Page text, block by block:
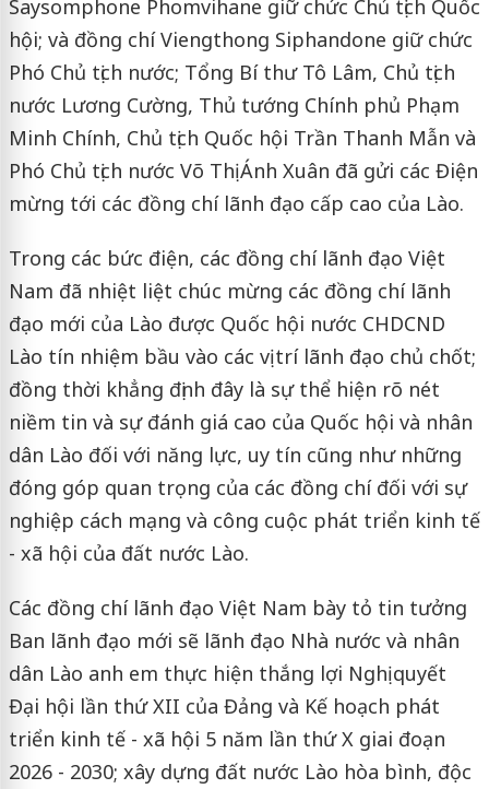
Saysomphone Phomvihane giữ chức Chủ tịch Quốc
hội; và đồng chí Viengthong Siphandone giữ chức
Phó Chủ tịch nước; Tổng Bí thư Tô Lâm, Chủ tịch
nước Lương Cường, Thủ tướng Chính phủ Phạm
Minh Chính, Chủ tịch Quốc hội Trần Thanh Mẫn và
Phó Chủ tịch nước Võ Thị Ánh Xuân đã gửi các Điện
mừng tới các đồng chí lãnh đạo cấp cao của Lào.
Trong các bức điện, các đồng chí lãnh đạo Việt
Nam đã nhiệt liệt chúc mừng các đồng chí lãnh
đạo mới của Lào được Quốc hội nước CHDCND
Lào tín nhiệm bầu vào các vị trí lãnh đạo chủ chốt;
đồng thời khẳng định đây là sự thể hiện rõ nét
niềm tin và sự đánh giá cao của Quốc hội và nhân
dân Lào đối với năng lực, uy tín cũng như những
đóng góp quan trọng của các đồng chí đối với sự
nghiệp cách mạng và công cuộc phát triển kinh tế
- xã hội của đất nước Lào.
Các đồng chí lãnh đạo Việt Nam bày tỏ tin tưởng
Ban lãnh đạo mới sẽ lãnh đạo Nhà nước và nhân
dân Lào anh em thực hiện thắng lợi Nghị quyết
Đại hội lần thứ XII của Đảng và Kế hoạch phát
triển kinh tế - xã hội 5 năm lần thứ X giai đoạn
2026 - 2030; xây dựng đất nước Lào hòa bình, độc